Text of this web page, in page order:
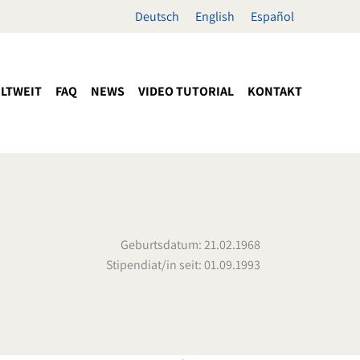
Deutsch English Español
FAQ NEWS VIDEO TUTORIAL KONTAKT
Geburtsdatum: 21.02.1968
Stipendiat/in seit: 01.09.1993